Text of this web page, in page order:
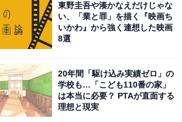
東野圭吾や湊かなえだけじゃな
い、「業と罪」を描く『映画ち
いかわ』から強く連想した映画
8選
20年間「駆け込み実績ゼロ」の
学校も…「こども110番の家」
は本当に必要？ PTAが直面する
理想と現実